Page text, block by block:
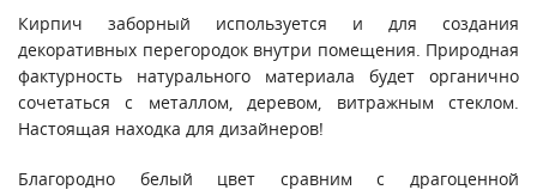
Кирпич заборный используется и для создания
декоративных перегородок внутри помещения. Природная
фактурность натурального материала будет органично
сочетаться с металлом, деревом, витражным стеклом.
Настоящая находка для дизайнеров!
Благородно белый цвет сравним с драгоценной